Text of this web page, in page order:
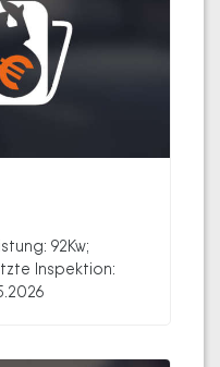
92Kw;
Inspektion: